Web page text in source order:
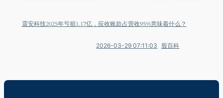
震安科技2025年亏损1.17亿，应收账款占营收95%意味着什么？
2026-03-29 07:11:03 股百科